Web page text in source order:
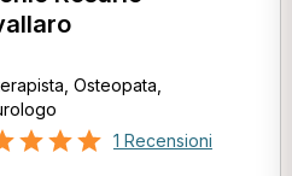
Osteopata,
1 Recensioni